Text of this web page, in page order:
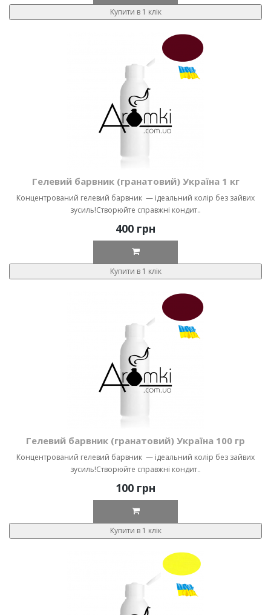
Купити в 1 клік
Гелевий барвник (гранатовий) Україна 1 кг
Концентрований гелевий барвник — ідеальний колір без зайвих
зусиль!Створюйте справжні кондит..
400 грн
Купити в 1 клік
Гелевий барвник (гранатовий) Україна 100 гр
Концентрований гелевий барвник — ідеальний колір без зайвих
зусиль!Створюйте справжні кондит..
100 грн
Купити в 1 клік